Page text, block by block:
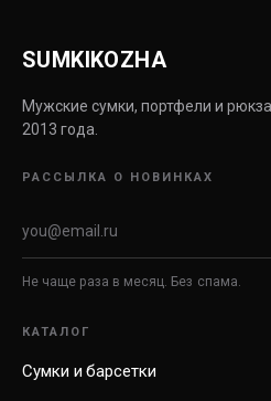
SUMKIKOZHA
Мужские сумки, портфели и
2013 года.
РАССЫЛКА О НОВИНКАХ
Не чаще раза в месяц. Без спама.
КАТАЛОГ
Сумки и барсетки